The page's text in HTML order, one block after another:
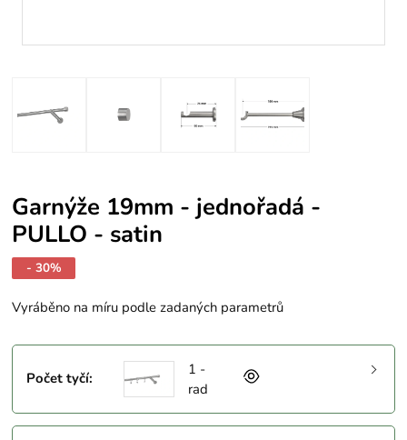
Garnýže 19mm - jednořadá -
PULLO - satin
- 30%
Vyráběno na míru podle zadaných parametrů
Počet tyčí:
1 -
rad